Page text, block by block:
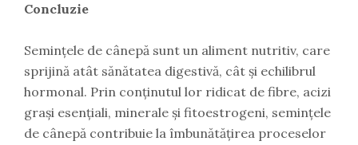
Concluzie
Semințele de cânepă sunt un aliment nutritiv, care
sprijină atât sănătatea digestivă, cât și echilibrul
hormonal. Prin conținutul lor ridicat de fibre, acizi
grași esențiali, minerale și fitoestrogeni, semințele
de cânepă contribuie la îmbunătățirea proceselor